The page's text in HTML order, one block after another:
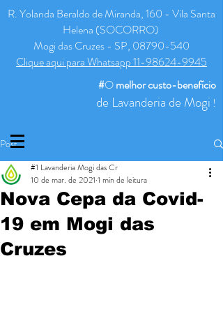
R. Yolanda Beraldo de Miranda, 160 - Vila Santa
Helena (SOCORRO)
Mogi das Cruzes - SP, 08790-540
Clique aqui para Whatsapp 11-98624-9945
#Omelhorcusto-benefício
de Lavanderia de Mogi !
Post
Nova Cepa da Covid-
19 em Mogi das
Cruzes
#1 Lavanderia Mogi das Cr
10 de mar. de 2021 1 min de leitura